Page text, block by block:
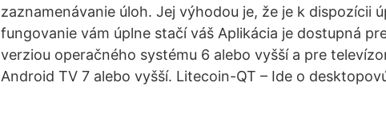
zaznamenávanie úloh. Jej výhodou je, že je k dispozícii
fungovanie vám úplne stačí váš Aplikácia je dostupná
verziou operačného systému 6 alebo vyšší a pre
Android TV 7 alebo vyšší. Litecoin-QT – Ide o